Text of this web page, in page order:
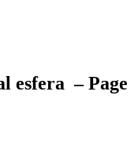
esfera – Page